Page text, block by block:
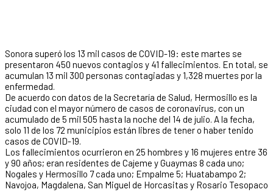
Sonora superó los 13 mil casos de COVID-19: este martes se
presentaron 450 nuevos contagios y 41 fallecimientos. En total, se
acumulan 13 mil 300 personas contagiadas y 1,328 muertes por la
enfermedad.
De acuerdo con datos de la Secretaría de Salud, Hermosillo es la
ciudad con el mayor número de casos de coronavirus, con un
acumulado de 5 mil 505 hasta la noche del 14 de julio. A la fecha,
solo 11 de los 72 municipios están libres de tener o haber tenido
casos de COVID-19.
Los fallecimientos ocurrieron en 25 hombres y 16 mujeres entre 36
y 90 años; eran residentes de Cajeme y Guaymas 8 cada uno;
Nogales y Hermosillo 7 cada uno; Empalme 5; Huatabampo 2;
Navojoa, Magdalena, San Miguel de Horcasitas y Rosario Tesopaco